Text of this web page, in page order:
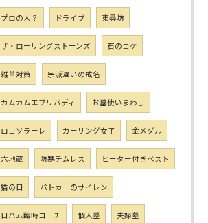
プロの人？ ドライブ 東尋坊
ザ・ローリングストーンズ 石のコケ
雑草対策 宗派違いの戒名
カムカムエブリバディ お墓使いまわし
ロコソラーレ カーリング女子 金メダル
六地蔵 防寒テムレス ヒーター付きベスト
猫の日 パトカーのサイレン
日ハム臨時コーチ 個人墓 夫婦墓